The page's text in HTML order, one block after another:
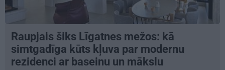
Raupjais šiks Līgatnes mežos: kā
simtgadīga kūts kļuva par modernu
rezidenci ar baseinu un mākslu